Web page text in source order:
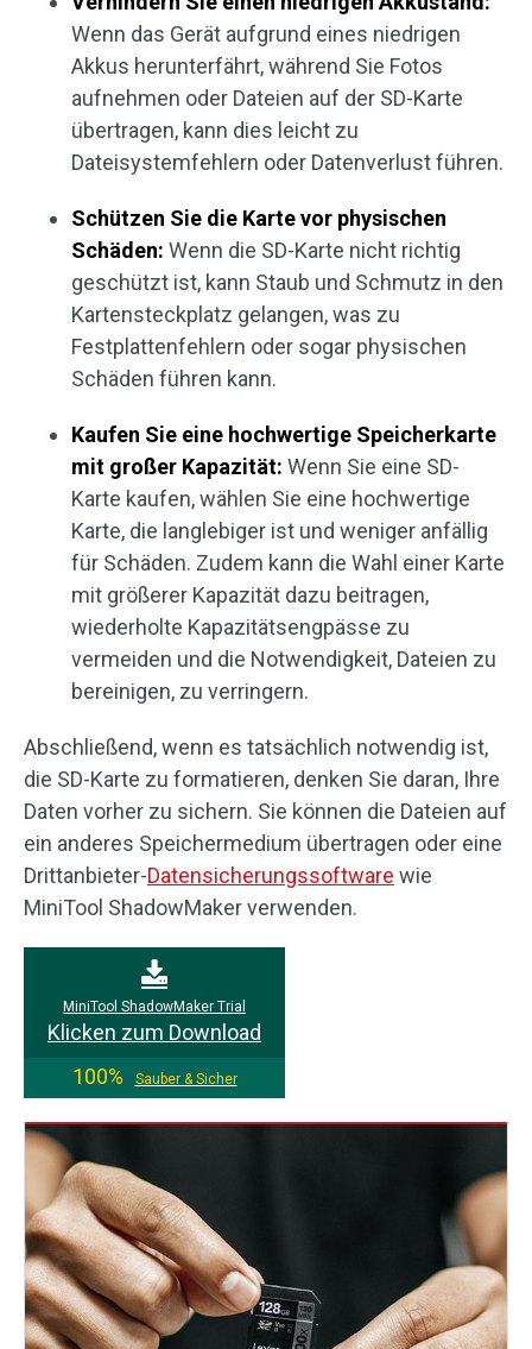
Wenn das Gerät aufgrund eines niedrigen
Akkus herunterfährt, während Sie Fotos
aufnehmen oder Dateien auf der SD-Karte
übertragen, kann dies leicht zu
Dateisystemfehlern oder Datenverlust führen.
Schützen Sie die Karte vor physischen
Schäden: Wenn die SD-Karte nicht richtig
geschützt ist, kann Staub und Schmutz in den
Kartensteckplatz gelangen, was zu
Festplattenfehlern oder sogar physischen
Schäden führen kann.
Kaufen Sie eine hochwertige Speicherkarte
mit großer Kapazität: Wenn Sie eine SD-
Karte kaufen, wählen Sie eine hochwertige
Karte, die langlebiger ist und weniger anfällig
für Schäden. Zudem kann die Wahl einer Karte
mit größerer Kapazität dazu beitragen,
wiederholte Kapazitätsengpässe zu
vermeiden und die Notwendigkeit, Dateien zu
bereinigen, zu verringern.
Abschließend, wenn es tatsächlich notwendig ist,
die SD-Karte zu formatieren, denken Sie daran, Ihre
Daten vorher zu sichern. Sie können die Dateien auf
ein anderes Speichermedium übertragen oder eine
Drittanbieter-Datensicherungssoftware wie
MiniTool ShadowMaker verwenden.
MiniTool ShadowMaker Trial
Klicken zum Download
100%
Sauber & Sicher